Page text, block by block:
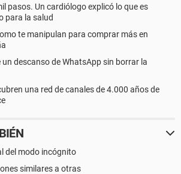
pasos. Un cardiólogo explicó lo que es
para la salud
te manipulan para comprar más en
descanso de WhatsApp sin borrar la
una red de canales de 4.000 años de
del modo incógnito
similares a otras